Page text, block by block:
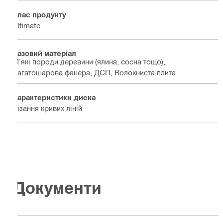
Клас продукту
Ultimate
Базовий матеріал
М'які породи деревини (ялина, сосна тощо),
Багатошарова фанера, ДСП, Волокниста плита
Характеристики диска
Різання кривих ліній
Документи